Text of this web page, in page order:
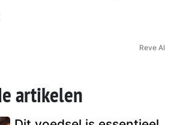
Reve AI
artikelen